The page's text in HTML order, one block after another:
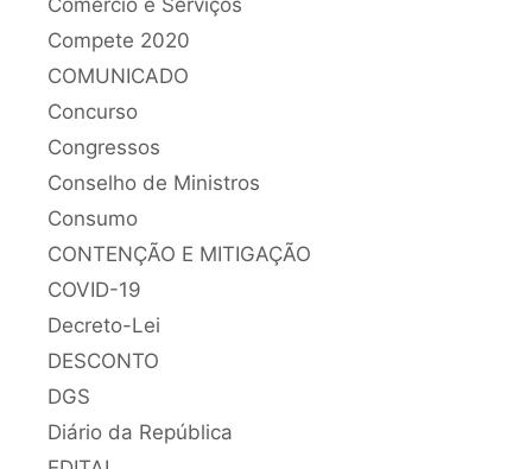
Compete 2020
COMUNICADO
Concurso
Congressos
Conselho de Ministros
Consumo
CONTENÇÃO E MITIGAÇÃO
COVID-19
Decreto-Lei
DESCONTO
DGS
Diário da República